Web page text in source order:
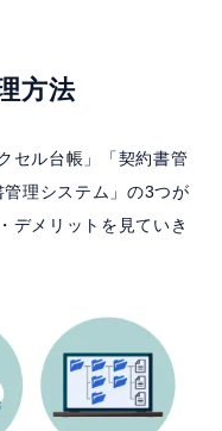
方法
セル台帳」「契約書管
理システム」の3つが
デメリットを見ていき